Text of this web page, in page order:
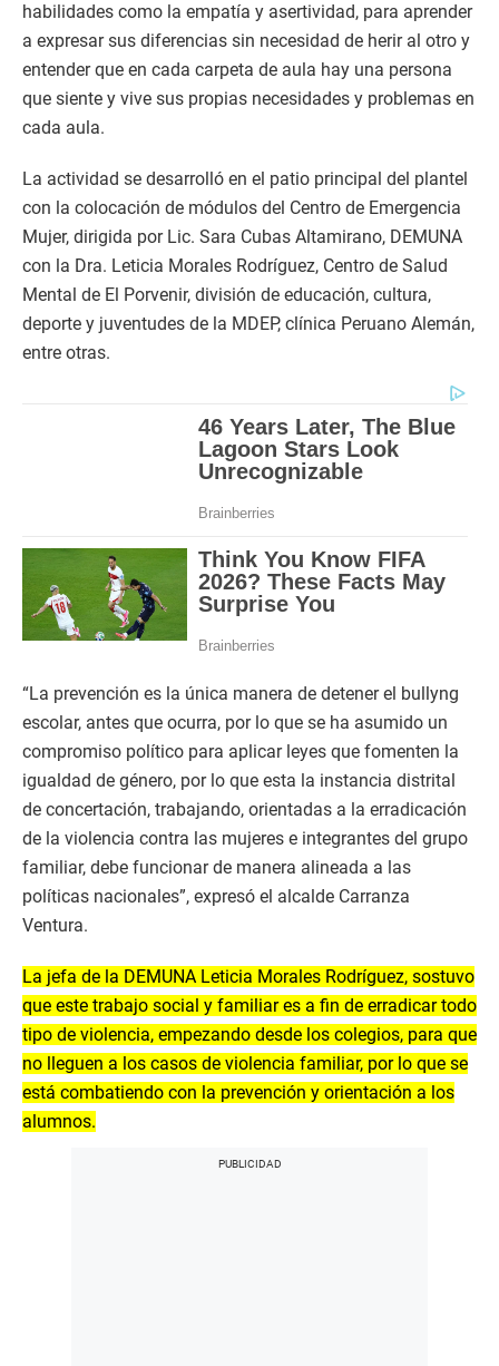
habilidades como la empatía y asertividad, para aprender
a expresar sus diferencias sin necesidad de herir al otro y
entender que en cada carpeta de aula hay una persona
que siente y vive sus propias necesidades y problemas en
cada aula.
La actividad se desarrolló en el patio principal del plantel
con la colocación de módulos del Centro de Emergencia
Mujer, dirigida por Lic. Sara Cubas Altamirano, DEMUNA
con la Dra. Leticia Morales Rodríguez, Centro de Salud
Mental de El Porvenir, división de educación, cultura,
deporte y juventudes de la MDEP, clínica Peruano Alemán,
entre otras.
“La prevención es la única manera de detener el bullyng
escolar, antes que ocurra, por lo que se ha asumido un
compromiso político para aplicar leyes que fomenten la
igualdad de género, por lo que esta la instancia distrital
de concertación, trabajando, orientadas a la erradicación
de la violencia contra las mujeres e integrantes del grupo
familiar, debe funcionar de manera alineada a las
políticas nacionales”, expresó el alcalde Carranza
Ventura.
La jefa de la DEMUNA Leticia Morales Rodríguez, sostuvo
que este trabajo social y familiar es a fin de erradicar todo
tipo de violencia, empezando desde los colegios, para que
no lleguen a los casos de violencia familiar, por lo que se
está combatiendo con la prevención y orientación a los
alumnos.